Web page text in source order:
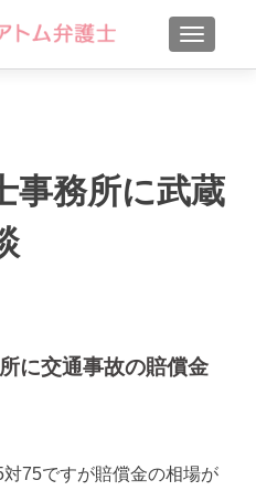
事務所に武蔵
に交通事故の賠償金
75ですが賠償金の相場が